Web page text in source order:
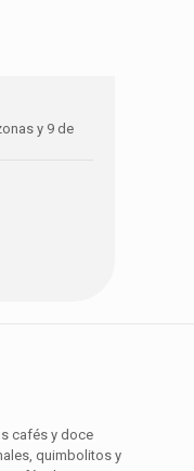
y 9 de
cafés y doce
quimbolitos y